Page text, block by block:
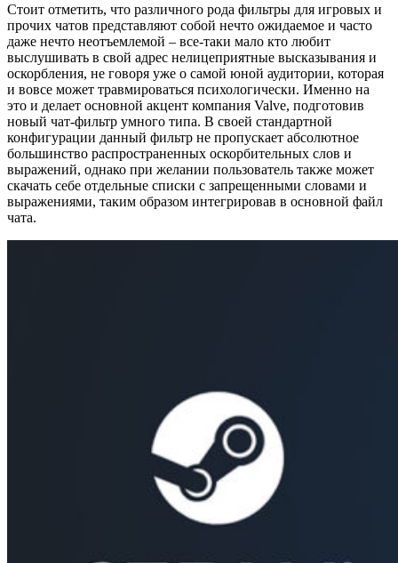
Стоит отметить, что различного рода фильтры для игровых и
прочих чатов представляют собой нечто ожидаемое и часто
даже нечто неотъемлемой – все-таки мало кто любит
выслушивать в свой адрес нелицеприятные высказывания и
оскорбления, не говоря уже о самой юной аудитории, которая
и вовсе может травмироваться психологически. Именно на
это и делает основной акцент компания Valve, подготовив
новый чат-фильтр умного типа. В своей стандартной
конфигурации данный фильтр не пропускает абсолютное
большинство распространенных оскорбительных слов и
выражений, однако при желании пользователь также может
скачать себе отдельные списки с запрещенными словами и
выражениями, таким образом интегрировав в основной файл
чата.